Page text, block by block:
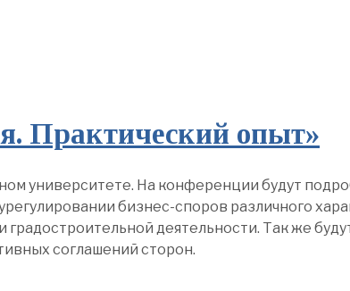
Практический опыт»
университете. На конференции будут
бизнес-споров различного
деятельности. Так же
соглашений сторон.